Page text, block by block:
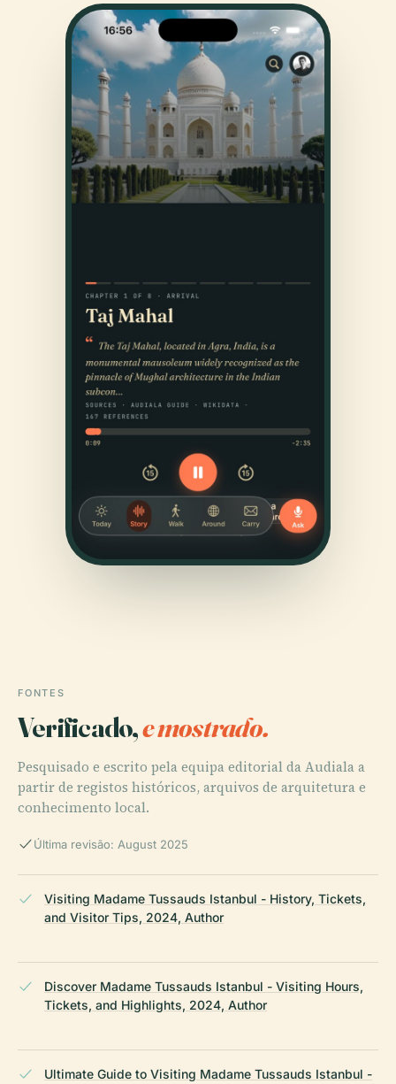
FONTES
Verificado,e mostrado.
Pesquisado e escrito pela equipa editorial da Audiala a
partir de registos históricos, arquivos de arquitetura e
conhecimento local.
Última revisão: August 2025
Visiting Madame Tussauds Istanbul - History, Tickets,
and Visitor Tips, 2024, Author
Discover Madame Tussauds Istanbul - Visiting Hours,
Tickets, and Highlights, 2024, Author
Ultimate Guide to Visiting Madame Tussauds Istanbul -